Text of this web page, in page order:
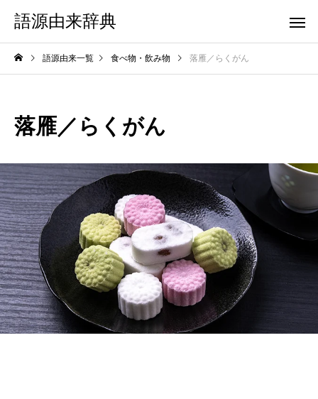
語源由来辞典
語源由来一覧 食べ物・飲み物 落雁／らくがん
落雁／らくがん